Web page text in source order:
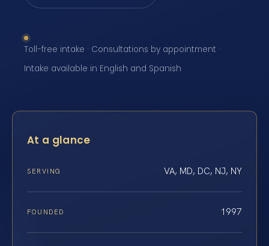
Toll-free intake · Consultations by appointment ·
Intake available in English and Spanish
At a glance
SERVING VA, MD, DC, NJ, NY
FOUNDED 1997